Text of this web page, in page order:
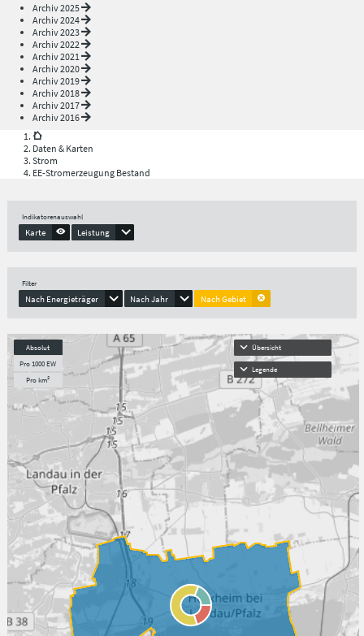
Archiv 2025
Archiv 2024
Archiv 2023
Archiv 2022
Archiv 2021
Archiv 2020
Archiv 2019
Archiv 2018
Archiv 2017
Archiv 2016
Daten & Karten
Strom
EE-Stromerzeugung Bestand
Indikatorenauswahl
Karte Leistung
Filter
Nach Energieträger Nach Jahr Nach Gebiet
Absolut
Pro 1000 EW
Pro km²
Übersicht
Legende